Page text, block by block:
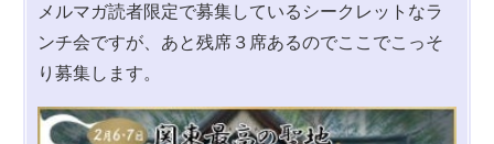
メルマガ読者限定で募集しているシークレットなラ
ンチ会ですが、あと残席３席あるのでここでこっそ
り募集します。